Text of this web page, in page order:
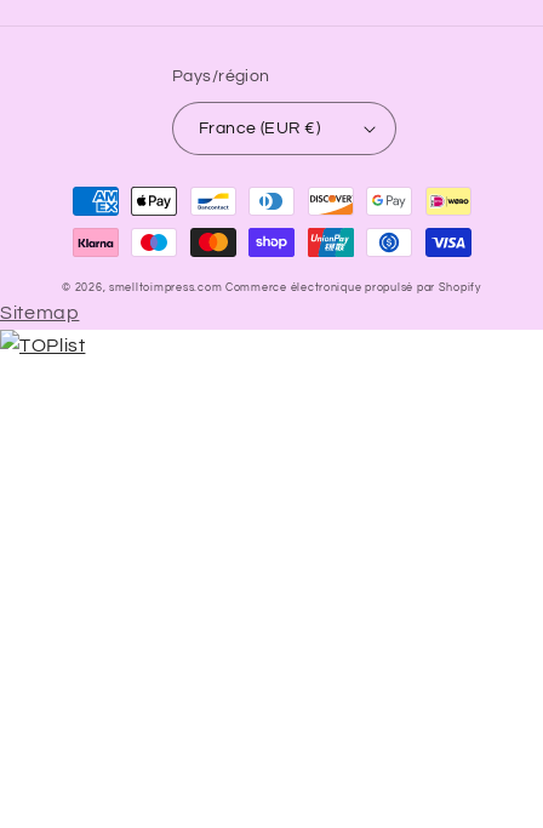
Pays/région
France (EUR €)
Moyens
paiement
© 2026,smelltoimpress.com Commerce électronique propulsé par Shopify
Sitemap